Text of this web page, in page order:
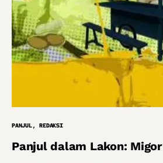
PANJUL REDAKSI
Panjul dalam Lakon: Migor